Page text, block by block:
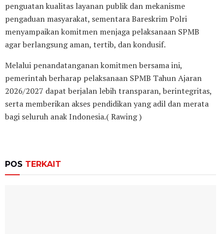
penguatan kualitas layanan publik dan mekanisme
pengaduan masyarakat, sementara Bareskrim Polri
menyampaikan komitmen menjaga pelaksanaan SPMB
agar berlangsung aman, tertib, dan kondusif.
Melalui penandatanganan komitmen bersama ini,
pemerintah berharap pelaksanaan SPMB Tahun Ajaran
2026/2027 dapat berjalan lebih transparan, berintegritas,
serta memberikan akses pendidikan yang adil dan merata
bagi seluruh anak Indonesia.( Rawing )
POS TERKAIT